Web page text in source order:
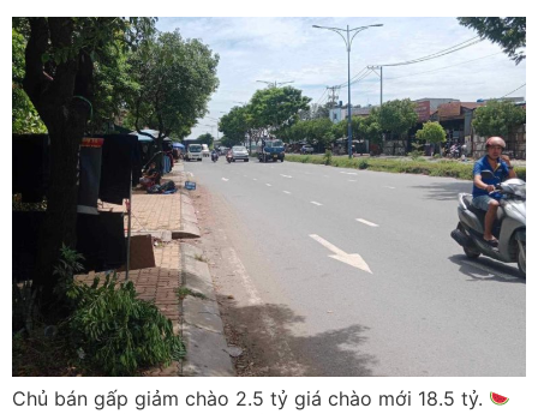
Chủ bán gấp giảm chào 2.5 tỷ giá chào mới 18.5 tỷ.